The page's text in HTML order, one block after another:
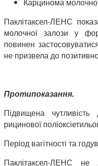
Паклітаксел-ЛЕНС
молочної залози у
повинен
не призвела до
Протипоказання.
Підвищена
рицинової
Період вагітності та
Паклітаксел-ЛЕНС не